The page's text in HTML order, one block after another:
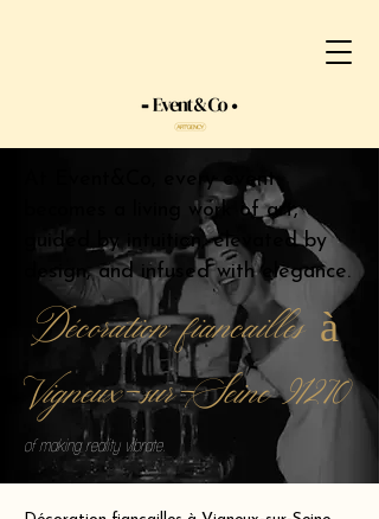
At Event&Co, every event
becomes a living work of art,
guided by intuition, elevated by
design, and infused with elegance.
Décoration fiancailles à
Vigneux-sur-Seine 91270
of making reality vibrate.